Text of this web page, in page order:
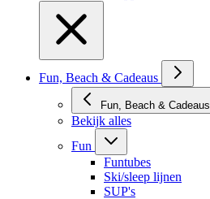
Fun, Beach & Cadeaus
Fun, Beach & Cadeaus
Bekijk alles
Fun
Funtubes
Ski/sleep lijnen
SUP's